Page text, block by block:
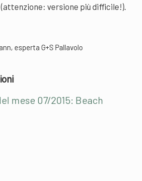
versione più difficile!).
esperta G+S Pallavolo
mese 07/2015: Beach